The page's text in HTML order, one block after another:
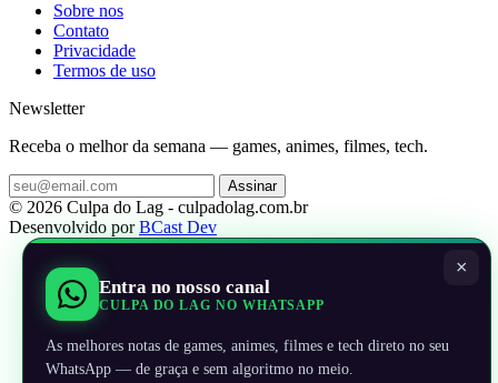
Sobre nos
Contato
Privacidade
Termos de uso
Newsletter
Receba o melhor da semana — games, animes, filmes, tech.
Assinar
© 2026 Culpa do Lag - culpadolag.com.br
Desenvolvido porBCast Dev
×
Entra no nosso canal
CULPA DO LAG NO WHATSAPP
As melhores notas de games, animes, filmes e tech direto no seu
WhatsApp — de graça e sem algoritmo no meio.